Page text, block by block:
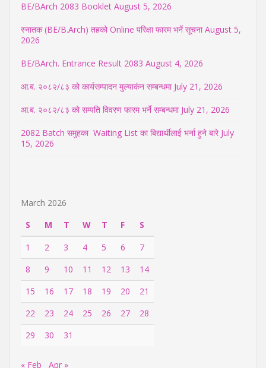
BE/BArch 2083 Booklet August 5, 2026
स्नातक (BE/B.Arch) तहको Online परिक्षा फारम भर्ने सूचना August 5,
2026
BE/BArch. Entrance Result 2083 August 4, 2026
आ.ब. २०८२/८३ को कार्यसम्पादन मुल्याकंन सम्बन्धमा July 21, 2026
आ.ब. २०८२/८३ को सम्पति विवरण फारम भर्ने सम्बन्धमा July 21, 2026
2082 Batch समुहका Waiting List का बिद्यार्थीलाई भर्ना हुने बारे July
15, 2026
March 2026
S
M T W T F
S
1
2 3 4 5 6
7
8
9 10 11 12 13
14
15
16 17 18 19 20
21
22
23 24 25 26 27
28
29
30 31
« Feb Apr »